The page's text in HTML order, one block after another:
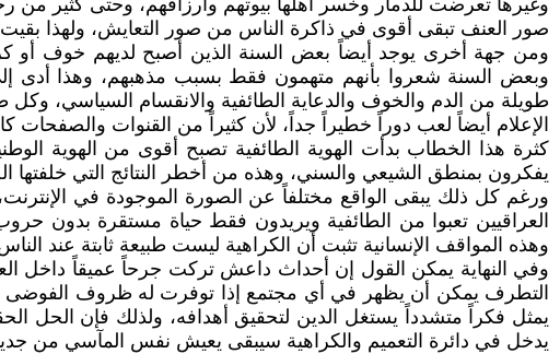
وغيرها تعرضت للدمار وخسر أهلها بيوتهم وأرزاقهم، وحتى كثير
صور العنف تبقى أقوى في ذاكرة الناس من صور التعايش، ولهذا
ومن جهة أخرى يوجد أيضاً بعض السنة الذين أصبح لديهم خوف أو
وبعض السنة شعروا بأنهم متهمون فقط بسبب مذهبهم، وهذا أدى
طويلة من الدم والخوف والدعاية الطائفية والانقسام السياسي،
الإعلام أيضاً لعب دوراً خطيراً جداً، لأن كثيراً من القنوات والصفحات
كثرة هذا الخطاب بدأت الهوية الطائفية تصبح أقوى من الهوية
يفكرون بمنطق الشيعي والسني، وهذه من أخطر النتائج التي
ورغم كل ذلك يبقى الواقع مختلفاً عن الصورة الموجودة في
العراقيين تعبوا من الطائفية ويريدون فقط حياة مستقرة بدون
وهذه المواقف الإنسانية تثبت أن الكراهية ليست طبيعة ثابتة عند
وفي النهاية يمكن القول إن أحداث داعش تركت جرحاً عميقاً داخل
التطرف يمكن أن يظهر في أي مجتمع إذا توفرت له ظروف الفوضى
يمثل فكراً متشدداً يستغل الدين لتحقيق أهدافه، ولذلك فإن الحل
يدخل في دائرة التعميم والكراهية سيبقى يعيش نفس المآسي من